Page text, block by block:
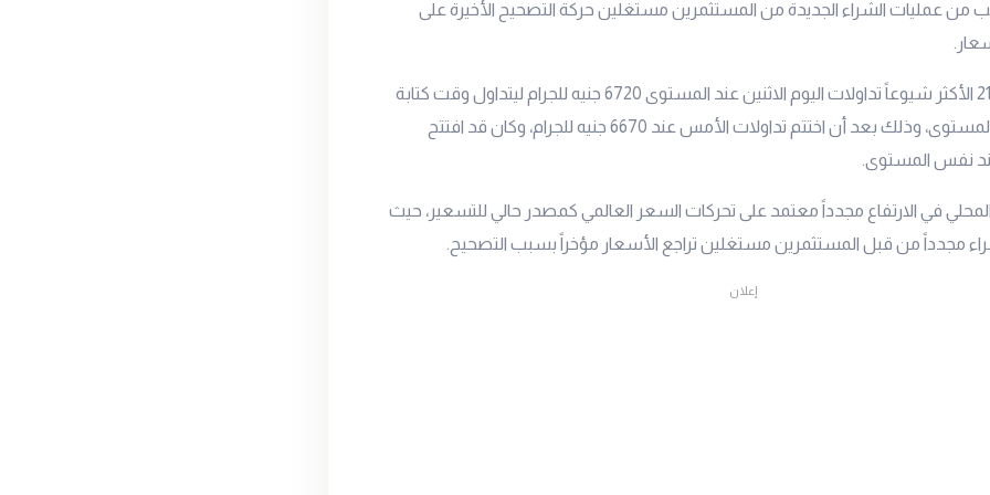
من عمليات الشراء الجديدة من المستثمرين مستغلين حركة التصحيح الأخيرة على
الأكثر شيوعاً تداولات اليوم الاثنين عند المستوى 6720 جنيه للجرام ليتداول وقت كتابة
التقرير عند نفس المستوى، وذلك بعد أن اختتم تداولات الأمس عند 6670 جنيه للجرام، وكان قد افتتح
نفس المستوى.
في الارتفاع مجدداً معتمد على تحركات السعر العالمي كمصدر حالي للتسعير، حيث
مجدداً من قبل المستثمرين مستغلين تراجع الأسعار مؤخراً بسبب التصحيح.
إعلان